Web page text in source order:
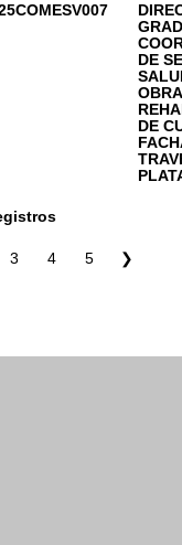
DE
DE
3 4 5 ❯